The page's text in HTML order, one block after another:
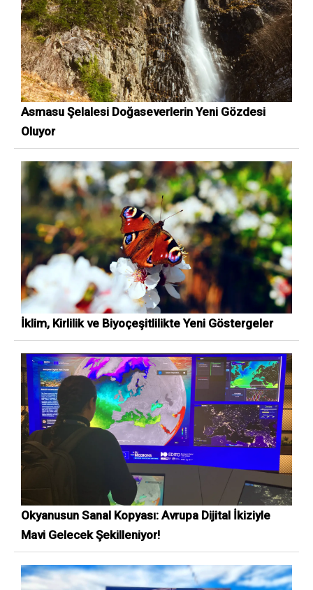
Asmasu Şelalesi Doğaseverlerin Yeni Gözdesi
Oluyor
İklim, Kirlilik ve Biyoçeşitlilikte Yeni Göstergeler
Okyanusun Sanal Kopyası: Avrupa Dijital İkiziyle
Mavi Gelecek Şekilleniyor!